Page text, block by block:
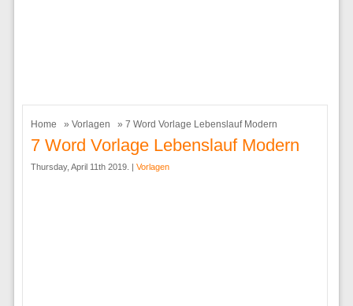
Home » Vorlagen » 7 Word Vorlage Lebenslauf Modern
7 Word Vorlage Lebenslauf Modern
Thursday, April 11th 2019. | Vorlagen